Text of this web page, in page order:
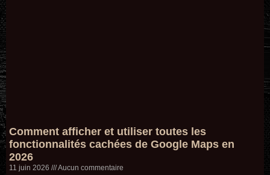
Comment afficher et utiliser toutes les
fonctionnalités cachées de Google Maps en
2026
11 juin 2026 Aucun commentaire